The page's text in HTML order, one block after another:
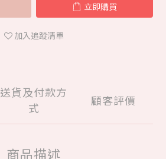
立即購買
加入追蹤清單
送貨及付款方
式
顧客評價
商品描述